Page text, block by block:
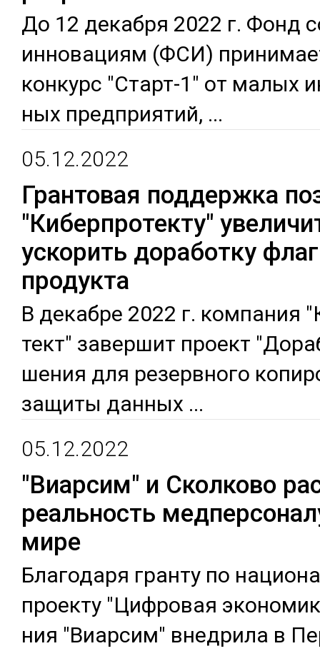
До 12 де­каб­ря 2022 г. Фонд
ин­но­вациям (ФСИ)
кон­курс "Старт-1" от ма­лых
ных пред­прия­тий, ...
05.12.2022
Грантовая поддержка
"Киберпротекту"
ускорить доработку
продукта
В де­каб­ре 2022 г. ком­па­ния
тект" за­вер­шит проект
шения для ре­зер­вно­го
за­щиты дан­ных ...
05.12.2022
"Виарсим" и Сколково
реальность
мире
Бла­года­ря гран­ту по
проек­ту "Циф­ро­вая
ния "Виар­сим" внед­ри­ла в